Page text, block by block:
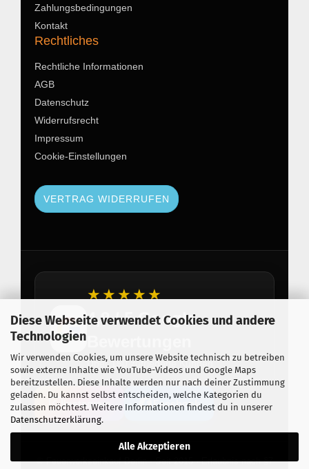
Diese Webseite verwendet Cookies und andere
Technologien
Wir verwenden Cookies, um unsere Website technisch zu betreiben
sowie externe Inhalte wie YouTube-Videos und Google Maps
bereitzustellen. Diese Inhalte werden nur nach deiner Zustimmung
geladen. Du kannst selbst entscheiden, welche Kategorien du
zulassen möchtest. Weitere Informationen findest du in unserer
Datenschutzerklärung.
Alle Akzeptieren
Zahlungsbedingungen
Kontakt
Rechtliches
Rechtliche Informationen
AGB
Datenschutz
Widerrufsrecht
Impressum
Cookie-Einstellungen
VERTRAG WIDERRUFEN
★★★★★
4,8 / 5 Google
Über 150 zufriedene Kunden
Instagram Facebook
© Feuerwerkseinkauf Berlin · Seit 2015 · Erlaubnis nach §7